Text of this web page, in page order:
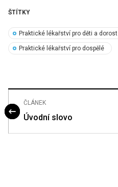
ŠTÍTKY
Praktické lékařství pro děti a dorost
Praktické lékařství pro dospělé
ČLÁNEK
Úvodní slovo